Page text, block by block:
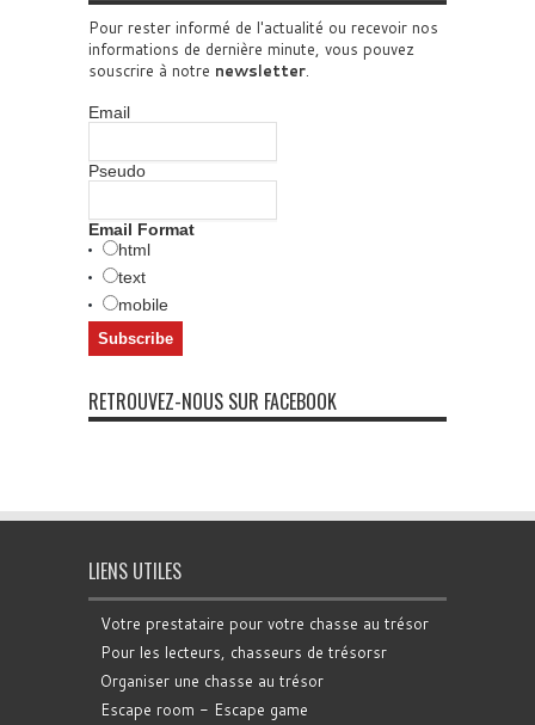
Pour rester informé de l'actualité ou recevoir nos
informations de dernière minute, vous pouvez
souscrire à notre newsletter.
Email
Pseudo
Email Format
html
text
mobile
RETROUVEZ-NOUS SUR FACEBOOK
LIENS UTILES
Votre prestataire pour votre chasse au trésor
Pour les lecteurs, chasseurs de trésorsr
Organiser une chasse au trésor
Escape room - Escape game